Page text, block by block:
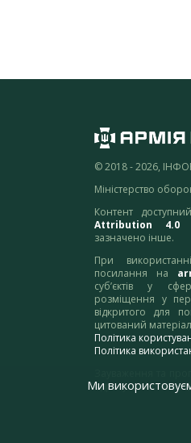
© 2018 - 2026,
Міністерство
Контент
Attribution 4.0
зазначено інше.
При
посилання на
суб’єктів у
розміщення у
відкритого для
цитований
Політика
Політика
адресу:
Ми